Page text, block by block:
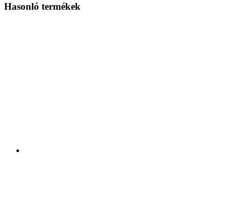
Hasonló termékek